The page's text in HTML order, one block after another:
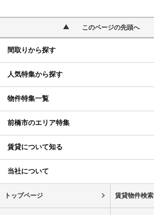
このページの先頭へ
間取りから探す
人気特集から探す
物件特集一覧
前橋市のエリア特集
賃貸について知る
当社について
トップページ 賃貸物件検索